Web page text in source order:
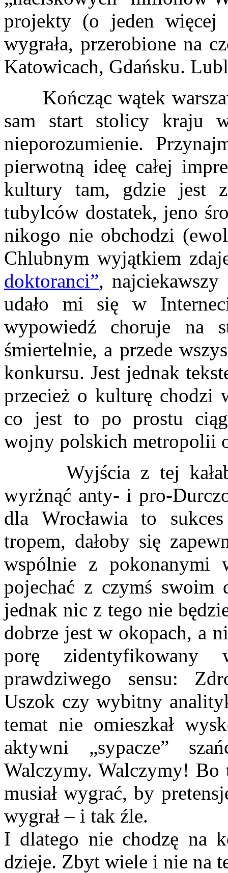
projekty (o jeden więcej
wygrała, przerobione na
Katowicach, Gdańsku.
Kończąc wątek
sam start stolicy kraju
nieporozumienie.
pierwotną ideę całej
kultury tam, gdzie jest
tubylców dostatek, jeno
nikogo nie obchodzi
Chlubnym wyjątkiem
doktoranci”, najciekawszy
udało mi się w
wypowiedź choruje na
śmiertelnie, a przede
konkursu. Jest jednak
przecież o kulturę chodzi
co jest to po prostu
wojny polskich metropolii
Wyjścia z tej
wyrżnąć anty- i pro-
dla Wrocławia to
tropem, dałoby się
wspólnie z pokonanymi
pojechać z czymś
jednak nic z tego nie
dobrze jest w okopach, a
porę
prawdziwego sensu:
Uszok czy wybitny
temat nie omieszkał
aktywni „sypacze”
Walczymy. Walczymy! Bo
musiał wygrać, by
wygrał – i tak źle.
I dlatego nie chodzę na
dzieje. Zbyt wiele i nie na